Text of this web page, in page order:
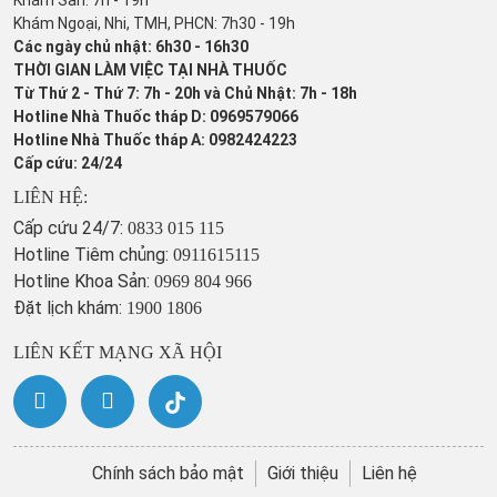
Khám Ngoại, Nhi, TMH, PHCN: 7h30 - 19h
Các ngày chủ nhật: 6h30 - 16h30
THỜI GIAN LÀM VIỆC TẠI NHÀ THUỐC
Từ Thứ 2 - Thứ 7: 7h - 20h và Chủ Nhật: 7h - 18h
Hotline Nhà Thuốc tháp D: 0969579066
Hotline Nhà Thuốc tháp A: 0982424223
Cấp cứu: 24/24
LIÊN HỆ:
Cấp cứu 24/7: 0833 015 115
Hotline Tiêm chủng: 0911615115
Hotline Khoa Sản: 0969 804 966
Đặt lịch khám: 1900 1806
LIÊN KẾT MẠNG XÃ HỘI
Chính sách bảo mật Giới thiệu Liên hệ